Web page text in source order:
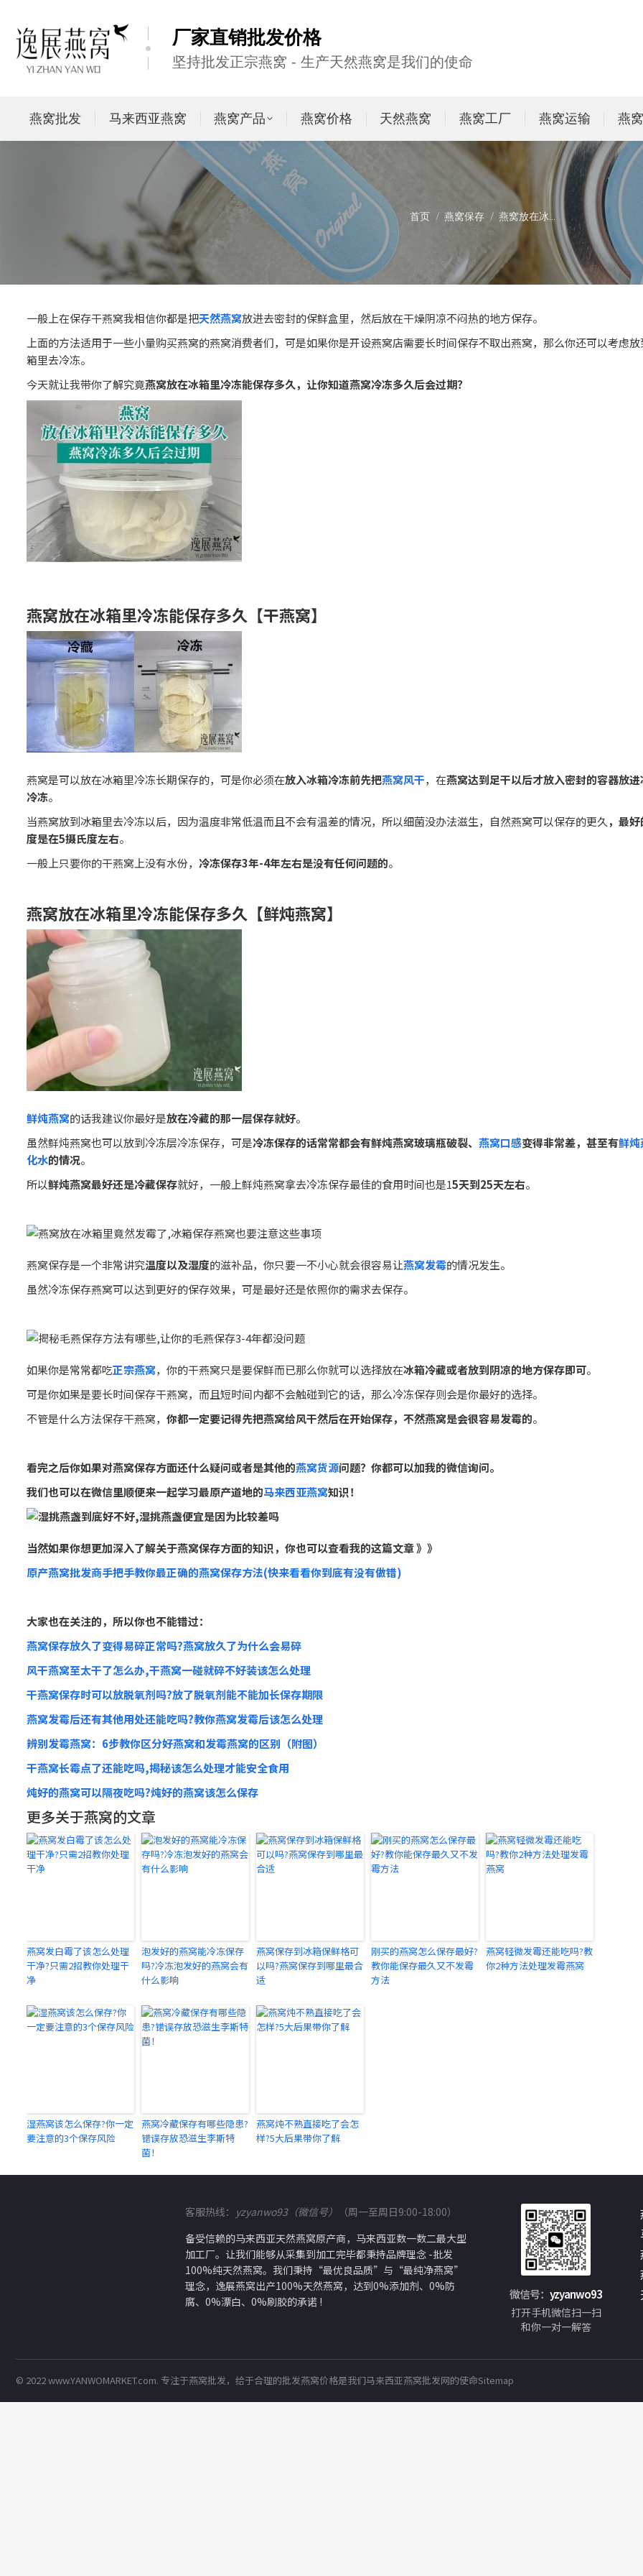
厂家直销批发价格
坚持批发正宗燕窝 - 生产天然燕窝是我们的使命
燕窝批发 马来西亚燕窝 燕窝产品 燕窝价格 天然燕窝 燕窝工厂 燕窝运输 燕
您在这里：
首页 燕窝保存 燕窝放在冰…
一般上在保存干燕窝我相信你都是把天然燕窝放进去密封的保鲜盒里，然后放在干燥阴凉不闷热的地方保存。
上面的方法适用于一些小量购买燕窝的燕窝消费者们，可是如果你是开设燕窝店需要长时间保存不取出燕窝，那么你还可以考虑
箱里去冷冻。
今天就让我带你了解究竟燕窝放在冰箱里冷冻能保存多久，让你知道燕窝冷冻多久后会过期？
燕窝放在冰箱里冷冻能保存多久【干燕窝】
燕窝是可以放在冰箱里冷冻长期保存的，可是你必须在放入冰箱冷冻前先把燕窝风干，在燕窝达到足干以后才放入密封的容器放进
冷冻。
当燕窝放到冰箱里去冷冻以后，因为温度非常低温而且不会有温差的情况，所以细菌没办法滋生，自然燕窝可以保存的更久 ，最
度是在5摄氏度左右。
一般上只要你的干燕窝上没有水份， 冷冻保存3年-4年左右是没有任何问题的。
燕窝放在冰箱里冷冻能保存多久【鲜炖燕窝】
鲜炖燕窝的话我建议你最好是放在冷藏的那一层保存就好。
虽然鲜炖燕窝也可以放到冷冻层冷冻保存，可是冷冻保存的话常常都会有鲜炖燕窝玻璃瓶破裂、 燕窝口感变得非常差，甚至有鲜炖
化水的情况。
所以鲜炖燕窝最好还是冷藏保存就好，一般上鲜炖燕窝拿去冷冻保存最佳的食用时间也是15天到25天左右。
燕窝保存是一个非常讲究温度以及湿度的滋补品，你只要一不小心就会很容易让燕窝发霉的情况发生。
虽然冷冻保存燕窝可以达到更好的保存效果，可是最好还是依照你的需求去保存。
如果你是常常都吃正宗燕窝，你的干燕窝只是要保鲜而已那么你就可以选择放在冰箱冷藏或者放到阴凉的地方保存即可。
可是你如果是要长时间保存干燕窝，而且短时间内都不会触碰到它的话，那么冷冻保存则会是你最好的选择。
不管是什么方法保存干燕窝， 你都一定要记得先把燕窝给风干然后在开始保存，不然燕窝是会很容易发霉的。
看完之后你如果对燕窝保存方面还什么疑问或者是其他的燕窝货源问题？你都可以加我的微信询问。
我们也可以在微信里顺便来一起学习最原产道地的马来西亚燕窝知识！
当然如果你想更加深入了解关于燕窝保存方面的知识，你也可以查看我的这篇文章 》》
原产燕窝批发商手把手教你最正确的燕窝保存方法(快来看看你到底有没有做错)
大家也在关注的，所以你也不能错过：
燕窝保存放久了变得易碎正常吗?燕窝放久了为什么会易碎
风干燕窝至太干了怎么办,干燕窝一碰就碎不好装该怎么处理
干燕窝保存时可以放脱氧剂吗?放了脱氧剂能不能加长保存期限
燕窝发霉后还有其他用处还能吃吗?教你燕窝发霉后该怎么处理
辨别发霉燕窝：6步教你区分好燕窝和发霉燕窝的区别（附图）
干燕窝长霉点了还能吃吗,揭秘该怎么处理才能安全食用
炖好的燕窝可以隔夜吃吗?炖好的燕窝该怎么保存
更多关于燕窝的文章
燕窝发白霉了该怎么处理
干净?只需2招教你处理干
净
泡发好的燕窝能冷冻保存
吗?冷冻泡发好的燕窝会有
什么影响
燕窝保存到冰箱保鲜格可
以吗?燕窝保存到哪里最合
适
刚买的燕窝怎么保存最好?
教你能保存最久又不发霉
方法
燕窝轻微发霉还能吃吗?教
你2种方法处理发霉燕窝
湿燕窝该怎么保存?你一定
要注意的3个保存风险
燕窝冷藏保存有哪些隐患?
错误存放恐滋生李斯特
菌！
燕窝炖不熟直接吃了会怎
样?5大后果带你了解
客服热线： yzyanwo93（微信号）
（周一至周日9:00-18:00）
备受信赖的马来西亚天然燕窝原产商，马来西亚数一数二最大型
加工厂。让我们能够从采集到加工完毕都秉持品牌理念 -批发
100%纯天然燕窝。我们秉持“最优良品质”与“最纯净燕窝”
理念，逸展燕窝出产100%天然燕窝，达到0%添加剂、0%防
腐、0%漂白、0%刷胶的承诺 !
微信号： yzyanwo93
打开手机微信扫一扫
和你一对一解答
© 2022 www.YANWOMARKET.com. 专注于燕窝批发，给于合理的批发燕窝价格是我们马来西亚燕窝批发网的使命Sitemap